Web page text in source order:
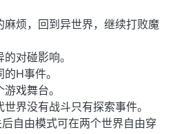
烦，回到异世界，继续打败魔
对碰影响。
H事件。
戏舞台。
界没有战斗只有探索事件。
自由模式可在两个世界自由穿